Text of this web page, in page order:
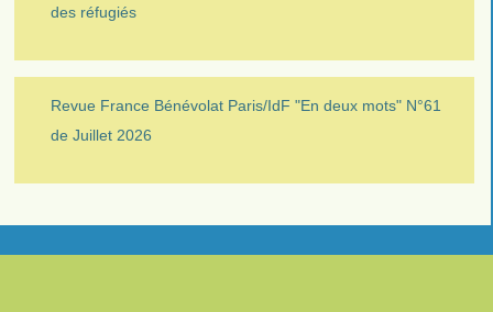
des réfugiés
Revue France Bénévolat Paris/IdF "En deux mots" N°61
de Juillet 2026